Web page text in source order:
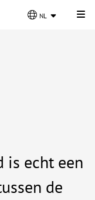
nl
is echt een
de